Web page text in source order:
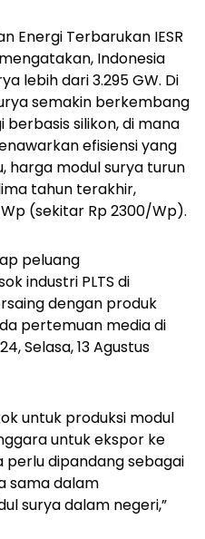
Energi Terbarukan IESR
Indonesia
lebih dari 3.295 GW. Di
semakin berkembang
silikon, di mana
efisiensi yang
harga modul surya turun
tahun terakhir,
(sekitar Rp 2300/Wp).
peluang
industri PLTS di
dengan produk
pertemuan media di
Selasa, 13 Agustus
untuk produksi modul
untuk ekspor ke
perlu dipandang sebagai
sama dalam
surya dalam negeri,”